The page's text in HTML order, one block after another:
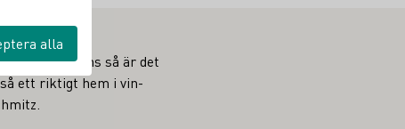
någonstans så är det
ett riktigt hem i vin-
alla